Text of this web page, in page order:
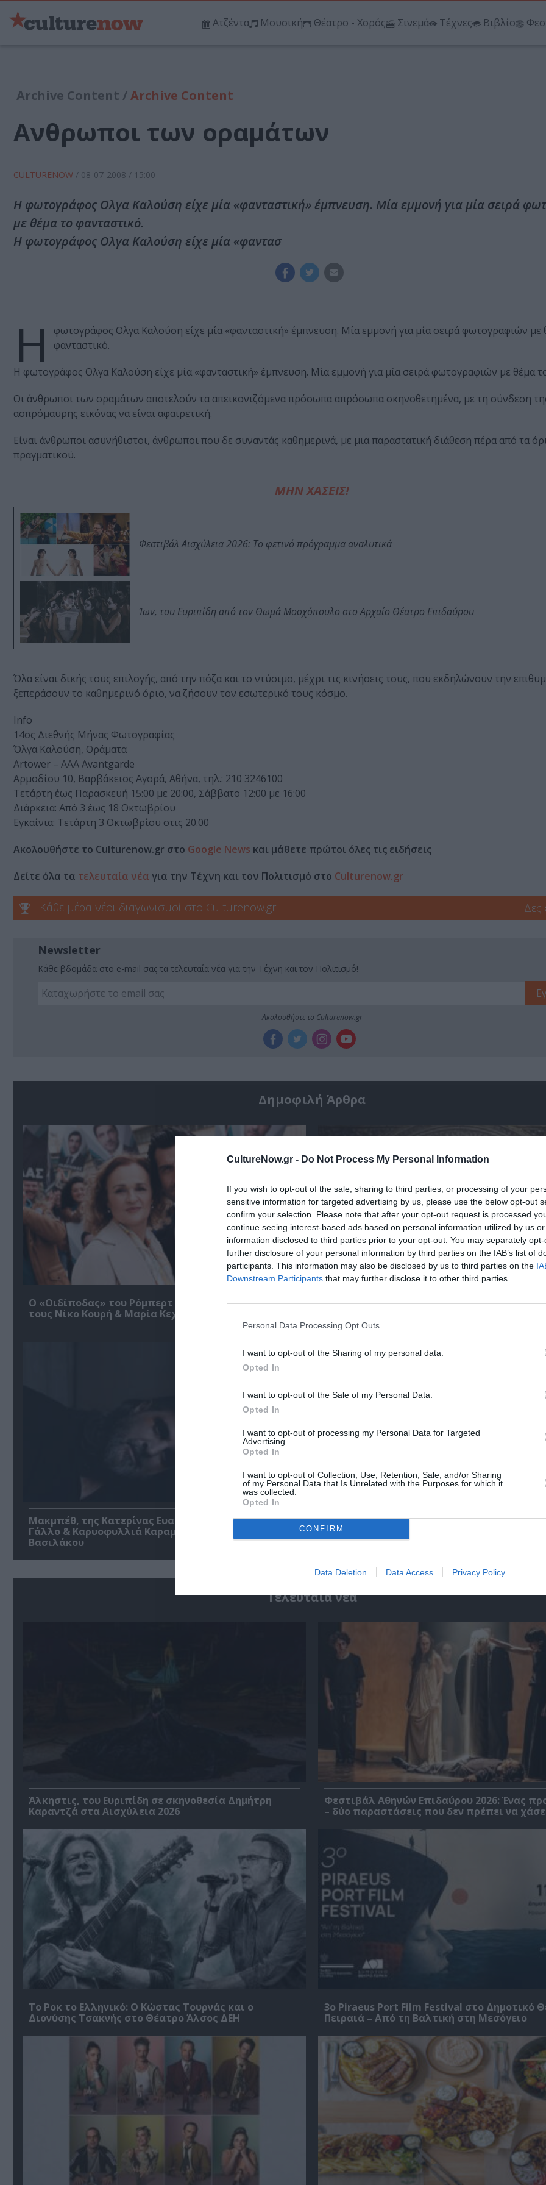
CultureNow.gr - Do Not Process My Personal Information
If you wish to opt-out of the sale, sharing to third parties, or processing of your
sensitive information for targeted advertising by us, please use the below opt-out
confirm your selection. Please note that after your opt-out request is processed
continue seeing interest-based ads based on personal information utilized by us
information disclosed to third parties prior to your opt-out. You may separately
further disclosure of your personal information by third parties on the IAB’s list of
participants. This information may also be disclosed by us to third parties on the
Downstream Participants that may further disclose it to other third parties.
Personal Data Processing Opt Outs
I want to opt-out of the Sharing of my personal data.
Opted In
I want to opt-out of the Sale of my Personal Data.
Opted In
I want to opt-out of processing my Personal Data for Targeted
Advertising.
Opted In
I want to opt-out of Collection, Use, Retention, Sale, and/or Sharing
of my Personal Data that Is Unrelated with the Purposes for which it
was collected.
Opted In
CONFIRM
Data Deletion Data Access Privacy Policy
Ατζέντα Μουσική Θέατρο - Χορός Σινεμά Τέχνες Βιβλίο
Archive Content /Archive Content
Ανθρωποι των οραμάτων
CULTURENOW / 08-07-2008 / 15:00
Η φωτογράφος Ολγα Καλούση είχε μία «φανταστική» έμπνευση. Μία εμμονή για μία σειρά
με θέμα το φανταστικό.
Η φωτογράφος Ολγα Καλούση είχε μία «φαντασ
Η
φωτογράφος Ολγα Καλούση είχε μία «φανταστική» έμπνευση. Μία εμμονή για μία σειρά φωτογραφιών με
φανταστικό.
Η φωτογράφος Ολγα Καλούση είχε μία «φανταστική» έμπνευση. Μία εμμονή για μία σειρά φωτογραφιών με θέμα
Οι άνθρωποι των οραμάτων αποτελούν τα απεικονιζόμενα πρόσωπα απρόσωπα σκηνοθετημένα, με τη σύνδεση
ασπρόμαυρης εικόνας να είναι αφαιρετική.
Είναι άνθρωποι ασυνήθιστοι, άνθρωποι που δε συναντάς καθημερινά, με μια παραστατική διάθεση πέρα από τα
πραγματικού.
ΜΗΝ ΧΑΣΕΙΣ!
Φεστιβάλ Αισχύλεια 2026: Το φετινό πρόγραμμα αναλυτικά
Ίων, του Ευριπίδη από τον Θωμά Μοσχόπουλο στο Αρχαίο Θέατρο Επιδαύρου
Όλα είναι δικής τους επιλογής, από την πόζα και το ντύσιμο, μέχρι τις κινήσεις τους, που εκδηλώνουν την
ξεπεράσουν το καθημερινό όριο, να ζήσουν τον εσωτερικό τους κόσμο.
Info
14ος Διεθνής Μήνας Φωτογραφίας
Όλγα Καλούση, Οράματα
Artower – AAA Avantgarde
Αρμοδίου 10, Βαρβάκειος Αγορά, Αθήνα, τηλ.: 210 3246100
Tετάρτη έως Παρασκευή 15:00 με 20:00, Σάββατο 12:00 με 16:00
Διάρκεια: Από 3 έως 18 Οκτωβρίου
Εγκαίνια: Τετάρτη 3 Οκτωβρίου στις 20.00
Ακολουθήστε το Culturenow.gr στο Google News και μάθετε πρώτοι όλες τις ειδήσεις
Δείτε όλα τα τελευταία νέα για την Τέχνη και τον Πολιτισμό στο Culturenow.gr
Κάθε μέρα νέοι διαγωνισμοί στο Culturenow.gr Δες
Newsletter
Κάθε βδομάδα στο e-mail σας τα τελευταία νέα για την Τέχνη και τον Πολιτισμό!
Ακολουθήστε το Culturenow.gr
Δημοφιλή Άρθρα
O «Οιδίποδας» του Ρόμπερτ Άικ ξανά στη Στέγη – Με
τους Νίκο Κουρή & Μαρία Κεχαγιόγλου
Θεοδώρα, Αυτοκράτειρα του Βυζαντίου: Η
Ολύμπια
Μακμπέθ, της Κατερίνας Ευαγγελάτου με Γιώργο
Γάλλο & Καρυοφυλλιά Καραμπέτη στο Θέατρο
Βασιλάκου
32οι Πλοές – Το Αίνιγμα της Εικόνας:
στο Ίδρυμα Π. & Μ. Κυδωνιέως
Τελευταία νέα
Άλκηστις, του Ευριπίδη σε σκηνοθεσία Δημήτρη
Καραντζά στα Αισχύλεια 2026
Φεστιβάλ Αθηνών Επιδαύρου 2026: Ένας
– δύο παραστάσεις που δεν πρέπει να
Το Ροκ το Ελληνικό: Ο Κώστας Τουρνάς και ο
Διονύσης Τσακνής στο Θέατρο Άλσος ΔΕΗ
3o Piraeus Port Film Festival στο Δημοτικό
Πειραιά – Από τη Βαλτική στη Μεσόγειο